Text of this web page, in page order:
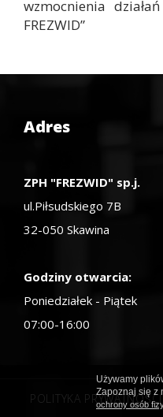
wzmocnienia
FREZWID”
Adres
ZPH "FREZWID" sp.j.
ul.Piłsudskiego 7B
32-050 Skawina
Godziny otwarcia:
Poniedziałek - Piątek
07:00-16:00
POLITYKA PRYWATNOŚCI
Używamy
Zapoznaj się z
ochrony osób